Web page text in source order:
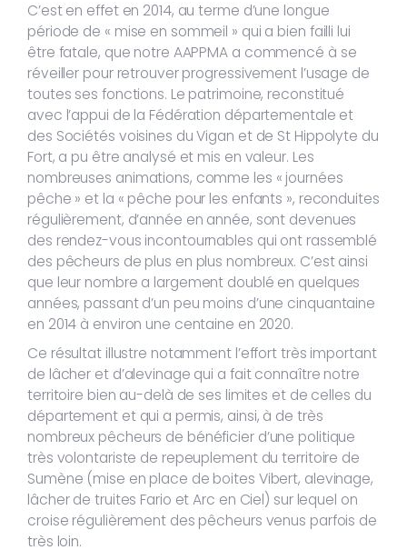
C’est en effet en 2014, au terme d’une longue
période de « mise en sommeil » qui a bien failli lui
être fatale, que notre AAPPMA a commencé à se
réveiller pour retrouver progressivement l’usage de
toutes ses fonctions. Le patrimoine, reconstitué
avec l’appui de la Fédération départementale et
des Sociétés voisines du Vigan et de St Hippolyte du
Fort, a pu être analysé et mis en valeur. Les
nombreuses animations, comme les « journées
pêche » et la « pêche pour les enfants », reconduites
régulièrement, d’année en année, sont devenues
des rendez-vous incontournables qui ont rassemblé
des pêcheurs de plus en plus nombreux. C’est ainsi
que leur nombre a largement doublé en quelques
années, passant d’un peu moins d’une cinquantaine
en 2014 à environ une centaine en 2020.
Ce résultat illustre notamment l’effort très important
de lâcher et d’alevinage qui a fait connaître notre
territoire bien au-delà de ses limites et de celles du
département et qui a permis, ainsi, à de très
nombreux pêcheurs de bénéficier d’une politique
très volontariste de repeuplement du territoire de
Sumène (mise en place de boites Vibert, alevinage,
lâcher de truites Fario et Arc en Ciel) sur lequel on
croise régulièrement des pêcheurs venus parfois de
très loin.